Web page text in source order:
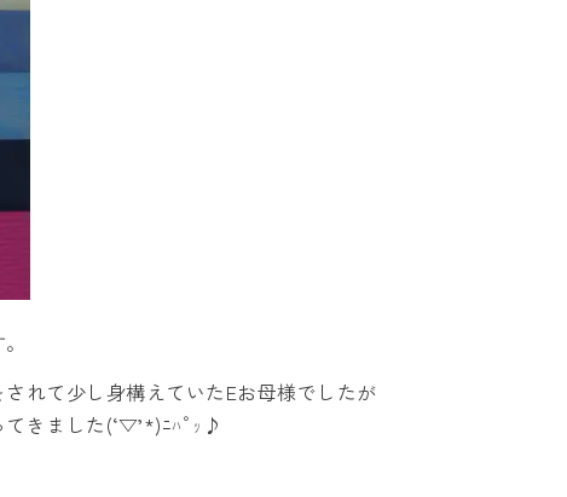
れて少し身構えていたEお母様でしたが
きました(‘▽’*)ﾆﾊﾟｯ♪